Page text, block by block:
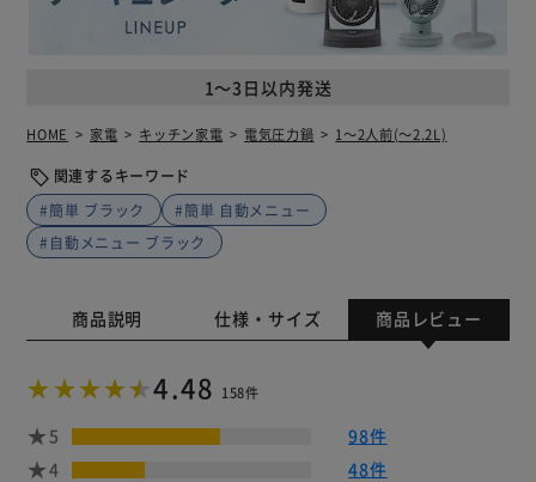
1～3日以内発送
HOME 家電 キッチン家電 電気圧力鍋 1～2人前(～2.2L)
関連するキーワード
#簡単 ブラック
#簡単 自動メニュー
#自動メニュー ブラック
商品説明 仕様・サイズ 商品レビュー
4.48 158件
5
98件
4
48件